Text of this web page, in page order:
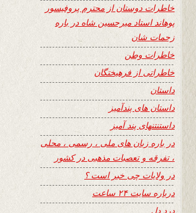
خاطرات دوستان از محترم پروفیسور
پوهاند استاد میرحسین شاه در باره
زحمات شان
خاطرات وطن
خاطراتی از فرهیختگان
داستان
داستان های پندآمیز
داستنتنهای پند آمیز
در باره زبان های ملی ، رسمی ، محلی
، تفرقه و تعصبات مذهبی در کشور
در ولایات چی خبر است ؟
درباره سایت ۲۴ ساعت
درد دل